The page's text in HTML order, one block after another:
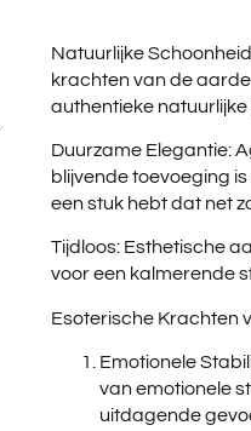
Natuurlijke
krachten van de
authentieke
Duurzame Elegantie:
blijvende toevoeging
een stuk hebt dat net
Tijdloos: Esthetische
voor een kalmerende
Esoterische Krachten
Emotionele
van emotionele
uitdagende